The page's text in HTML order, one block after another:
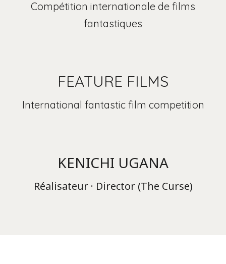
Compétition internationale de films
fantastiques
FEATURE FILMS
International fantastic film competition
KENICHI UGANA
Réalisateur · Director (The Curse)